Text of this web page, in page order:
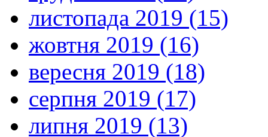
листопада 2019 (15)
жовтня 2019 (16)
вересня 2019 (18)
серпня 2019 (17)
липня 2019 (13)